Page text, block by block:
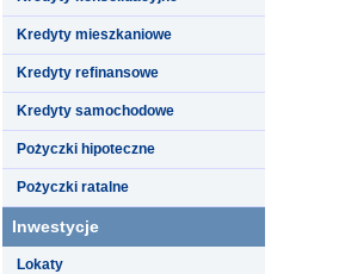
Kredyty mieszkaniowe
Kredyty refinansowe
Kredyty samochodowe
Pożyczki hipoteczne
Pożyczki ratalne
Inwestycje
Lokaty